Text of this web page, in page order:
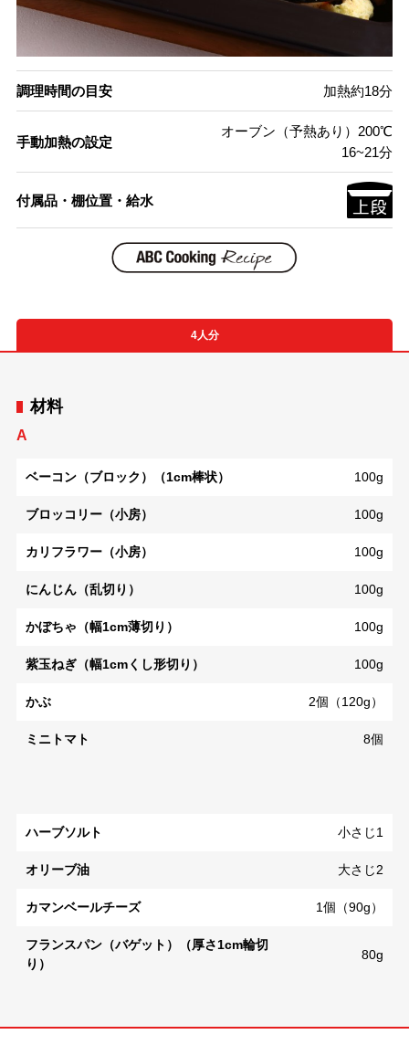
調理時間の目安 加熱約18分
手動加熱の設定
オーブン（予熱あり）200℃
16~21分
付属品・棚位置・給水
4人分
材料
A
ベーコン（ブロック）（1cm棒状） 100g
ブロッコリー（小房） 100g
カリフラワー（小房） 100g
にんじん（乱切り） 100g
かぼちゃ（幅1cm薄切り） 100g
紫玉ねぎ（幅1cmくし形切り） 100g
かぶ 2個（120g）
ミニトマト 8個
ハーブソルト 小さじ1
オリーブ油 大さじ2
カマンベールチーズ 1個（90g）
フランスパン（バゲット）（厚さ1cm輪切
り）
80g